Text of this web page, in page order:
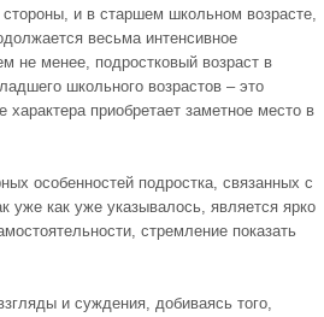
и в старшем школьном возрасте,
весьма интенсивное
не менее, подростковый возраст в
школьного возрастов – это
характера приобретает заметное место в
особенностей подростка, связанных с
уже как уже указывалось, является ярко
стремление показать
и суждения, добиваясь того,